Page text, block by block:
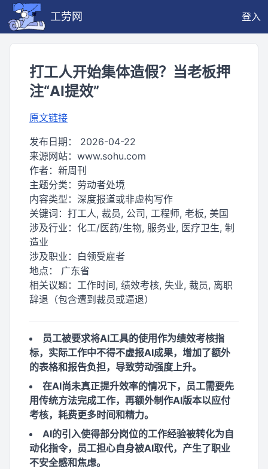
工劳网 登入
打工人开始集体造假？当老板押
注“AI提效”
原文链接
发布日期： 2026-04-22
来源网站： www.sohu.com
作者： 新周刊
主题分类： 劳动者处境
内容类型： 深度报道或非虚构写作
关键词： 打工人, 裁员, 公司, 工程师, 老板, 美国
涉及行业： 化工/医药/生物, 服务业, 医疗卫生, 制
造业
涉及职业： 白领受雇者
地点： 广东省
相关议题： 工作时间, 绩效考核, 失业, 裁员, 离职
辞退（包含遭到裁员或逼退）
员工被要求将AI工具的使用作为绩效考核指
标，实际工作中不得不虚报AI成果，增加了额外
的表格和报告负担，导致劳动强度上升。
在AI尚未真正提升效率的情况下，员工需要先
用传统方法完成工作，再额外制作AI版本以应付
考核，耗费更多时间和精力。
AI的引入使得部分岗位的工作经验被转化为自
动化指令，员工担心自身被AI取代，产生了职业
不安全感和焦虑。